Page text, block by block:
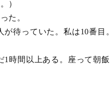
）
た。
待っていた。私は10番目。
時間以上ある。座って朝